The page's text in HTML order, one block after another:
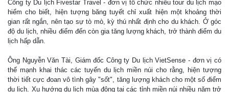
Công ty Du lịch Fivestar Travel - đơn vị tổ chức nhiều tour du lịch mạo
hiểm cho biết, hiện tượng băng tuyết chỉ xuất hiện một khoảng thời
gian rất ngắn, nên tạo sự tò mò, kỳ thú nhất định cho du khách. Ở góc
độ du lịch, nhiều điểm đến còn gia tăng lượng khách, trở thành điểm du
lịch hấp dẫn.
Ông Nguyễn Văn Tài, Giám đốc Công ty Du lịch VietSense - đơn vị có
thế mạnh khai thác các tuyến du lịch miền núi cho rằng, hiện tượng
thời tiết cực đoan vô tình gây "sốt", tăng lượng khách cho một số điểm
du lịch. Xu hướng du lịch mùa đông tại các tỉnh miền núi nhiều năm trở